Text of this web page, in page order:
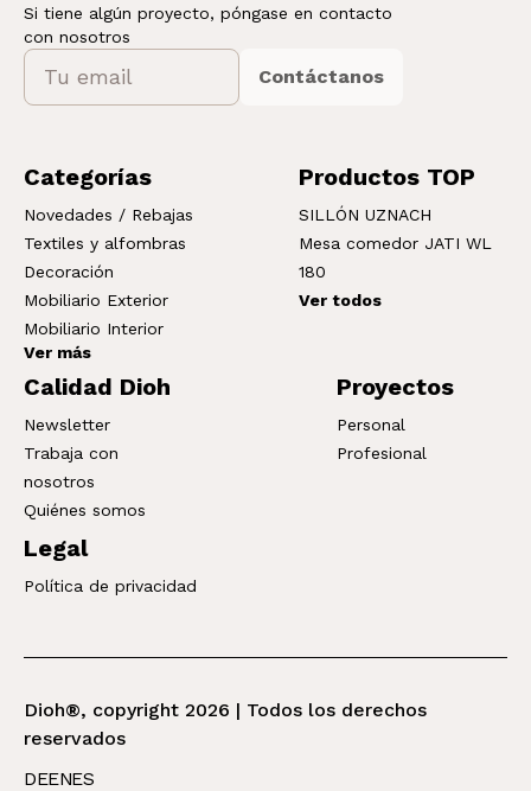
Si tiene algún proyecto, póngase en contacto
con nosotros
Contáctanos
Categorías
Novedades / Rebajas
Textiles y alfombras
Decoración
Mobiliario Exterior
Mobiliario Interior
Ver más
Productos TOP
SILLÓN UZNACH
Mesa comedor JATI WL
180
Ver todos
Calidad Dioh
Newsletter
Trabaja con
nosotros
Quiénes somos
Proyectos
Personal
Profesional
Legal
Política de privacidad
Dioh®, copyright 2026 | Todos los derechos
reservados
DEENES